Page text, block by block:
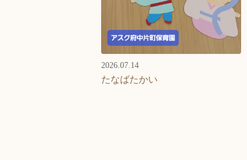
2026.07.14
たなばたかい